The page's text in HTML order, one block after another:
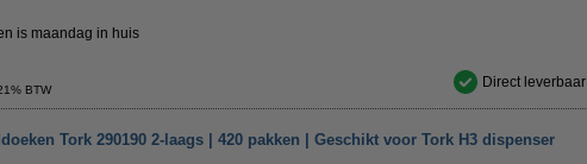
is maandag in huis
BTW Direct leverbaar
Tork 290190 2-laags | 420 pakken | Geschikt voor Tork H3 dispenser